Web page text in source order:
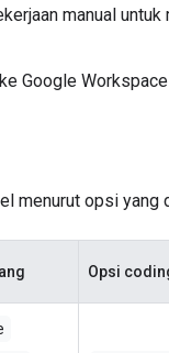
manual
Google
menurut opsi yang
Opsi